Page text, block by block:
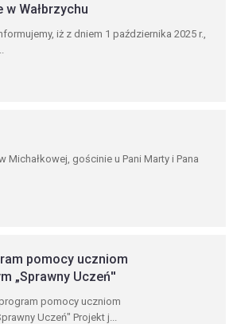
Wałbrzychu
iż z dniem 1 października 2025 r.,
Michałkowej, gościnie u Pani Marty i Pana
pomocy uczniom
„Sprawny Uczeń''
pomocy uczniom
Uczeń" Projekt j...